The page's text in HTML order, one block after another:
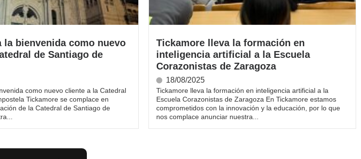
la bienvenida como nuevo
de Santiago de
como nuevo cliente a la Catedral
Tickamore se complace en
de la Catedral de Santiago de
Tickamore lleva la formación en
inteligencia artificial a la Escuela
Corazonistas de Zaragoza
18/08/2025
Tickamore lleva la formación en inteligencia artificial a la
Escuela Corazonistas de Zaragoza En Tickamore estamos
comprometidos con la innovación y la educación, por lo que
nos complace anunciar nuestra...